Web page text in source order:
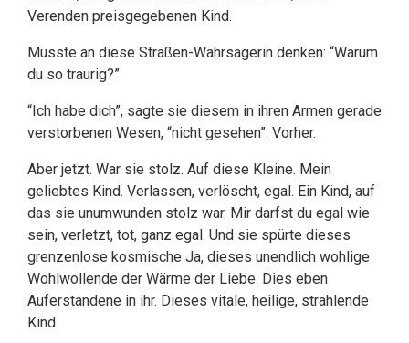
Verenden preisgegebenen Kind.
Musste an diese Straßen-Wahrsagerin denken: “Warum
du so traurig?”
“Ich habe dich”, sagte sie diesem in ihren Armen gerade
verstorbenen Wesen, “nicht gesehen”. Vorher.
Aber jetzt. War sie stolz. Auf diese Kleine. Mein
geliebtes Kind. Verlassen, verlöscht, egal. Ein Kind, auf
das sie unumwunden stolz war. Mir darfst du egal wie
sein, verletzt, tot, ganz egal. Und sie spürte dieses
grenzenlose kosmische Ja, dieses unendlich wohlige
Wohlwollende der Wärme der Liebe. Dies eben
Auferstandene in ihr. Dieses vitale, heilige, strahlende
Kind.